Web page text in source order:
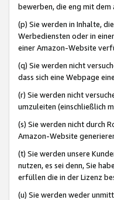
bewerben, die eng mit
(p) Sie werden in Inhalte,
Werbediensten oder in
einer Amazon-Website
(q) Sie werden nicht
dass sich eine Webpage
(r) Sie werden nicht
umzuleiten (einschließlich
(s) Sie werden nicht durch
Amazon-Website
(t) Sie werden unsere
nutzen, es sei denn, Sie
erfüllen die in der Lizenz
(u) Sie werden weder